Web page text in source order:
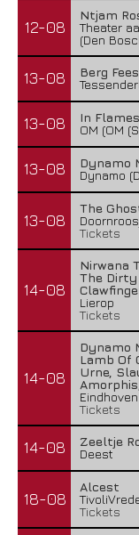
12-08
Ntjam
Theater
(Den
13-08
Berg
13-08
In
OM (OM
13-08
Dynamo
Dynamo
13-08
The
Tickets
14-08
Nirwana
The Dirty
Lierop
Tickets
14-08
Dynamo
Lamb Of
Urne,
Eindhoven
Tickets
14-08
Zeeltje
Deest
18-08
Alcest
Tickets